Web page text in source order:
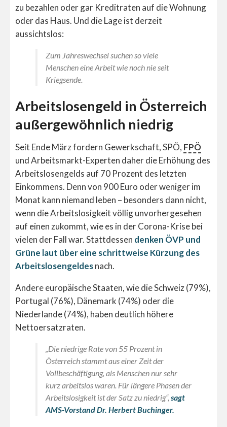
zu bezahlen oder gar Kreditraten auf die Wohnung
oder das Haus. Und die Lage ist derzeit
aussichtslos:
Zum Jahreswechsel suchen so viele
Menschen eine Arbeit wie noch nie seit
Kriegsende.
Arbeitslosengeld in Österreich
außergewöhnlich niedrig
Seit Ende März fordern Gewerkschaft, SPÖ, FPÖ
und Arbeitsmarkt-Experten daher die Erhöhung des
Arbeitslosengelds auf 70 Prozent des letzten
Einkommens. Denn von 900 Euro oder weniger im
Monat kann niemand leben – besonders dann nicht,
wenn die Arbeitslosigkeit völlig unvorhergesehen
auf einen zukommt, wie es in der Corona-Krise bei
vielen der Fall war. Stattdessen denken ÖVP und
Grüne laut über eine schrittweise Kürzung des
Arbeitslosengeldesnach.
Andere europäische Staaten, wie die Schweiz (79%),
Portugal (76%), Dänemark (74%) oder die
Niederlande (74%), haben deutlich höhere
Nettoersatzraten.
„Die niedrige Rate von 55 Prozent in
Österreich stammt aus einer Zeit der
Vollbeschäftigung, als Menschen nur sehr
kurz arbeitslos waren. Für längere Phasen der
Arbeitslosigkeit ist der Satz zu niedrig“, sagt
AMS-Vorstand Dr. Herbert Buchinger.